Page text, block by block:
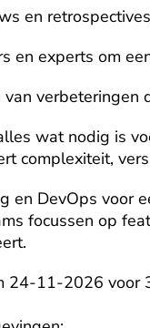
en
en experts om
verbeteringen
wat nodig is
complexiteit,
en DevOps voor
focussen op
11-2026 voor